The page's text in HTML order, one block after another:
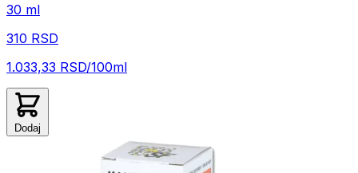
30 ml
310 RSD
1.033,33 RSD/100ml
Dodaj